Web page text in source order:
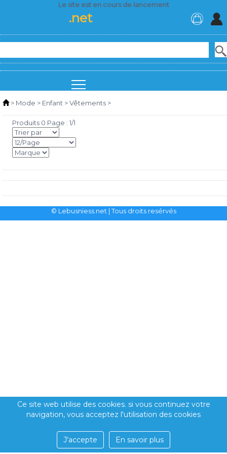
Le site est en cours de lancement
.net
> Mode > Enfant >Vêtements >
Produits 0 Page : 1/1
Ce site web utilise des cookies. si vous continuez votre
navigation, vous acceptez l'utilisation des cookies
J’accepte En savoir plus
© Lebusniess.net | Tous droits resérvés